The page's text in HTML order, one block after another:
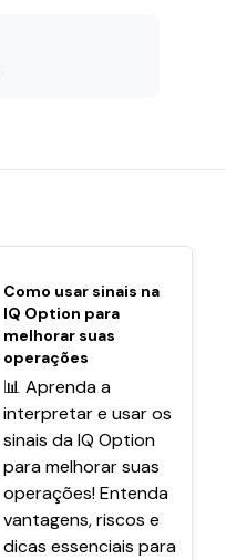
POPULARES
Como usar sinais na
IQ Option para
melhorar suas
operações
📊 Aprenda a
interpretar e usar os
sinais da IQ Option
para melhorar suas
operações! Entenda
vantagens, riscos e
dicas essenciais para